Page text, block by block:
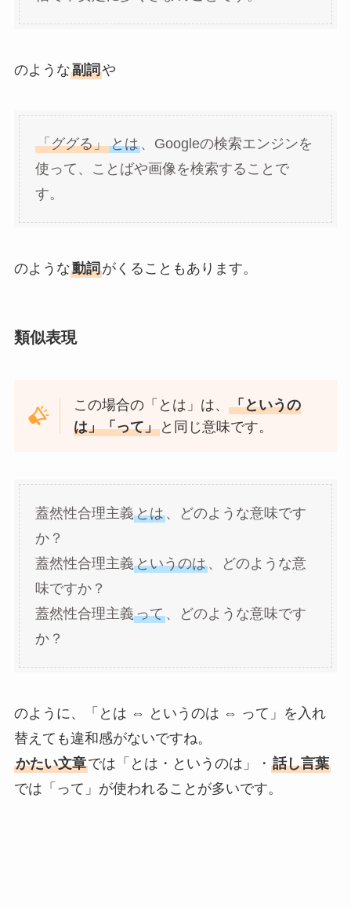
のような副詞や
「ググる」 とは、Googleの検索エンジンを
使って、ことばや画像を検索することで
す。
のような動詞がくることもあります。
類似表現
この場合の「とは」は、「というの
は」「って」 と同じ意味です。
蓋然性合理主義とは、どのような意味です
か？
蓋然性合理主義というのは、どのような意
味ですか？
蓋然性合理主義って、どのような意味です
か？
のように、「とは ⇔ というのは ⇔ って」を入れ
替えても違和感がないですね。
かたい文章では「とは・というのは」・ 話し言葉
では「って」が使われることが多いです。